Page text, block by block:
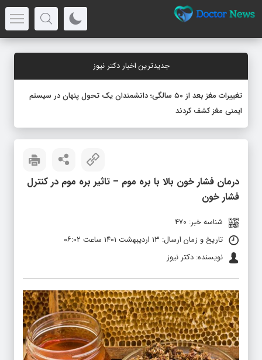
جدیدترین اخبار دکتر نیوز
تغییرات مغز بعد از ۵۰ سالگی؛ دانشمندان یک تحول پنهان در سیستم
ایمنی مغز کشف کردند
درمان فشار خون بالا با بره موم – تاثیر بره موم در کنترل
فشار خون
شناسه خبر: 470
تاریخ و زمان ارسال: ۱۳ اردیبهشت ۱۴۰۱ ساعت ۰۶:۰۲
نویسنده: دکتر نیوز